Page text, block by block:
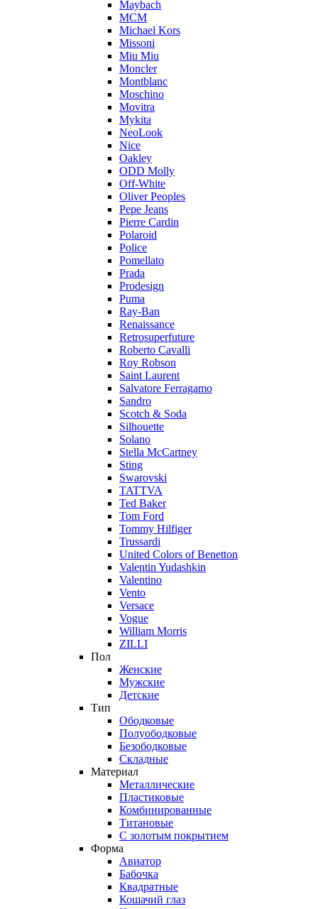
Maybach
MCM
Michael Kors
Missoni
Miu Miu
Moncler
Montblanc
Moschino
Movitra
Mykita
NeoLook
Nice
Oakley
ODD Molly
Off-White
Oliver Peoples
Pepe Jeans
Pierre Cardin
Polaroid
Police
Pomellato
Prada
Prodesign
Puma
Ray-Ban
Renaissance
Retrosuperfuture
Roberto Cavalli
Roy Robson
Saint Laurent
Salvatore Ferragamo
Sandro
Scotch & Soda
Silhouette
Solano
Stella McCartney
Sting
Swarovski
TATTVA
Ted Baker
Tom Ford
Tommy Hilfiger
Trussardi
United Colors of Benetton
Valentin Yudashkin
Valentino
Vento
Versace
Vogue
William Morris
ZILLI
Пол
Женские
Мужские
Детские
Тип
Ободковые
Полуободковые
Безободковые
Складные
Материал
Металлические
Пластиковые
Комбинированные
Титановые
С золотым покрытием
Форма
Авиатор
Бабочка
Квадратные
Кошачий глаз